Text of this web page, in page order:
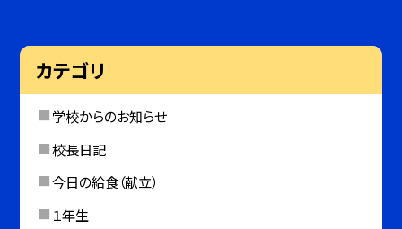
カテゴリ
学校からのお知らせ
校長日記
今日の給食（献立）
１年生